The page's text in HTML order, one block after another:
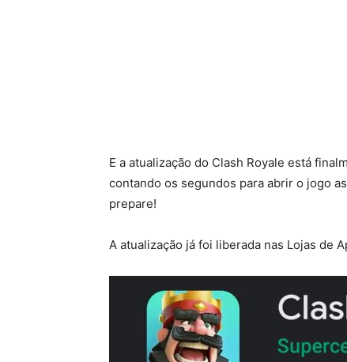
E a atualização do Clash Royale está
contando os segundos para abrir o jogo
prepare!
A atualização já foi liberada nas Lojas de